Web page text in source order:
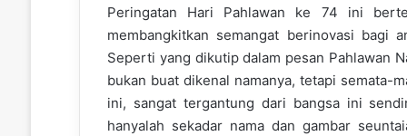
Peringatan Hari Pahlawan ke 74 ini
membangkitkan semangat berinovasi bagi
Seperti yang dikutip dalam pesan Pahlawan
bukan buat dikenal namanya, tetapi semata-
ini, sangat tergantung dari bangsa ini
hanyalah sekadar nama dan gambar